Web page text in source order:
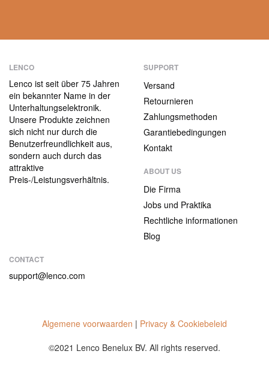
LENCO
Lenco ist seit über 75 Jahren
ein bekannter Name in der
Unterhaltungselektronik.
Unsere Produkte zeichnen
sich nicht nur durch die
Benutzerfreundlichkeit aus,
sondern auch durch das
attraktive
Preis-/Leistungsverhältnis.
SUPPORT
Versand
Retournieren
Zahlungsmethoden
Garantiebedingungen
Kontakt
ABOUT US
Die Firma
Jobs und Praktika
Rechtliche informationen
Blog
CONTACT
support@lenco.com
Algemene voorwaarden | Privacy & Cookiebeleid
©2021 Lenco Benelux BV. All rights reserved.